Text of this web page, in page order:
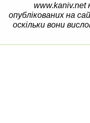
www.kaniv.net
опублікованих на
оскільки вони